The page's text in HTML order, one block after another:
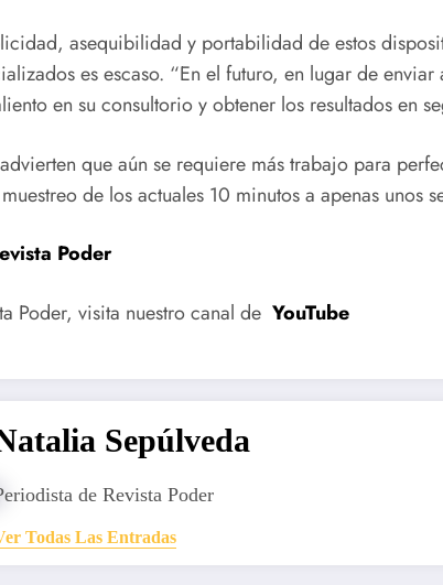
asequibilidad y portabilidad de estos
es escaso. “En el futuro, en lugar de
en su consultorio y obtener los resultados en
que aún se requiere más trabajo para
de los actuales 10 minutos a apenas unos
Poder
Poder, visita nuestro canal de YouTube
Sepúlveda
de Revista Poder
Todas Las Entradas